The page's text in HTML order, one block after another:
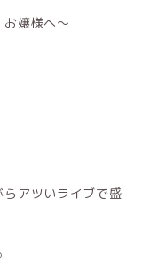
嬢様へ〜
アツいライブで盛